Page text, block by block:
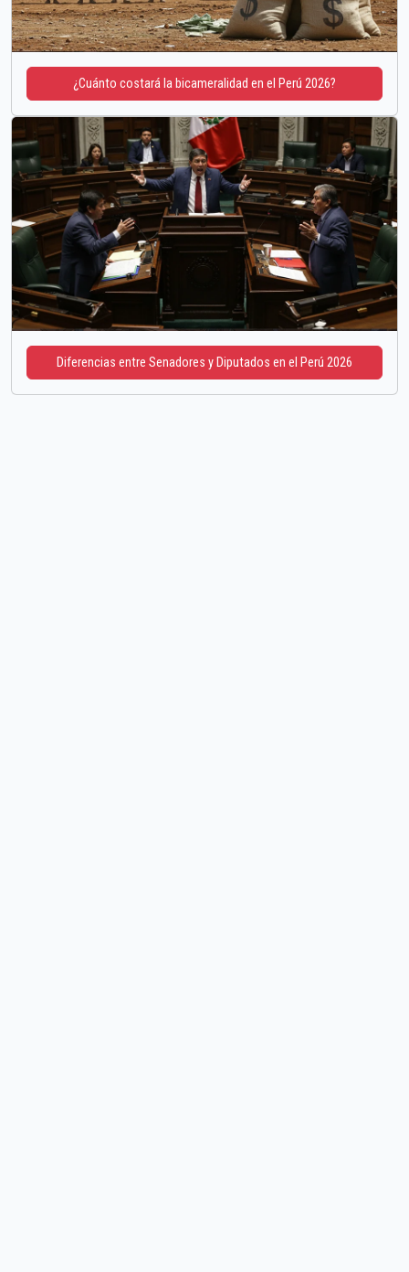
¿Cuánto costará la bicameralidad en el Perú 2026?
Diferencias entre Senadores y Diputados en el Perú 2026